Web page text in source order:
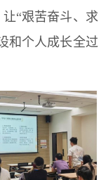
“艰苦奋斗、求
和个人成长全过